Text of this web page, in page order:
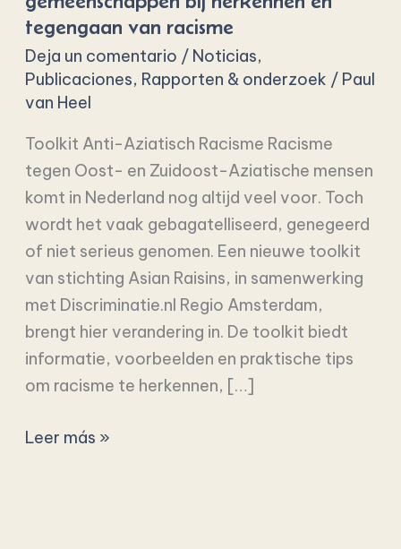
tegengaan van racisme
Deja un comentario / Noticias,
Publicaciones, Rapporten & onderzoek / Paul
van Heel
Toolkit Anti-Aziatisch Racisme Racisme
tegen Oost- en Zuidoost-Aziatische mensen
komt in Nederland nog altijd veel voor. Toch
wordt het vaak gebagatelliseerd, genegeerd
of niet serieus genomen. Een nieuwe toolkit
van stichting Asian Raisins, in samenwerking
met Discriminatie.nl Regio Amsterdam,
brengt hier verandering in. De toolkit biedt
informatie, voorbeelden en praktische tips
om racisme te herkennen, […]
bij
herkennen
en
tegengaan
van
racisme
Leer más »